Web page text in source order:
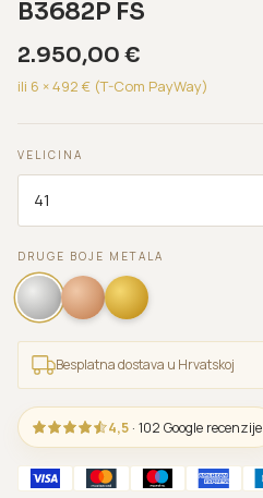
B3682P FS
2.950,00 €
ili 6 ×492 € (T-Com PayWay)
VELICINA
DRUGE BOJE METALA
Besplatna dostava u Hrvatskoj
4,5 · 102 Google recenzije